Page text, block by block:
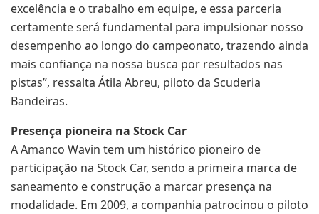
excelência e o trabalho em equipe, e essa parceria
certamente será fundamental para impulsionar nosso
desempenho ao longo do campeonato, trazendo ainda
mais confiança na nossa busca por resultados nas
pistas”, ressalta Átila Abreu, piloto da Scuderia
Bandeiras.
Presença pioneira na Stock Car
A Amanco Wavin tem um histórico pioneiro de
participação na Stock Car, sendo a primeira marca de
saneamento e construção a marcar presença na
modalidade. Em 2009, a companhia patrocinou o piloto